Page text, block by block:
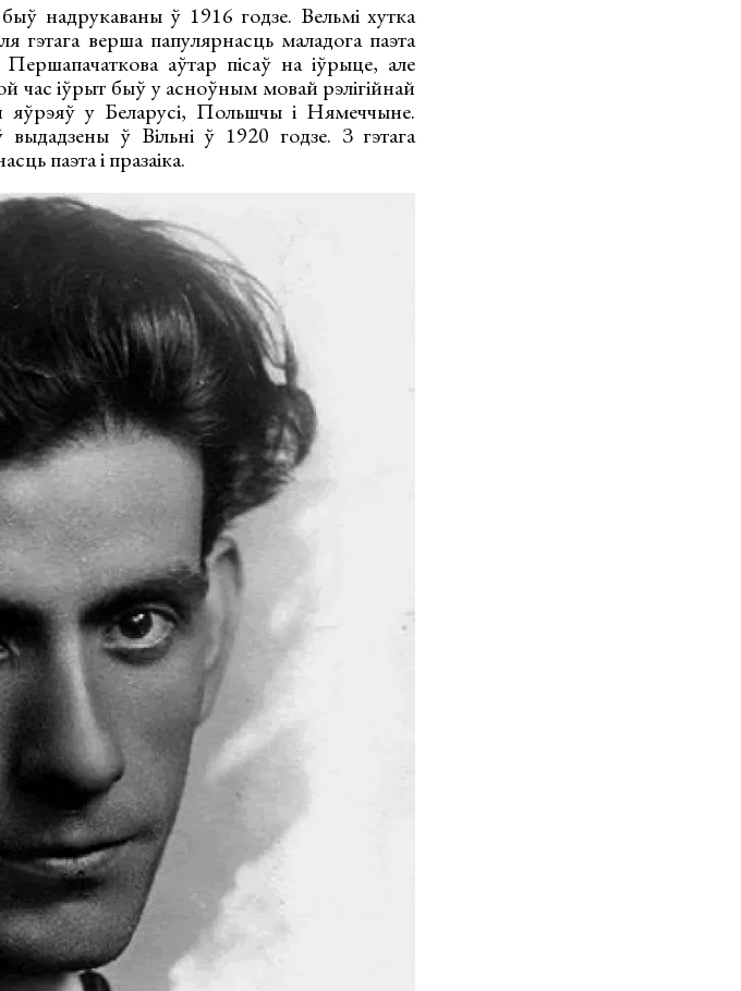
надрукаваны ў 1916 годзе. Вельмі хутка
верша папулярнасць маладога паэта
аўтар пісаў на іўрыце, але
час іўрыт быў у асноўным мовай рэлігійнай
у Беларусі, Польшчы і Нямеччыне.
ў Вільні ў 1920 годзе. З гэтага
паэта і празаіка.